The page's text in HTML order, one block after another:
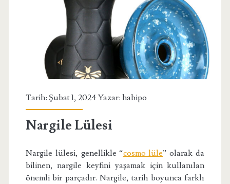
Tarih: Şubat 1, 2024 Yazar: habipo
Nargile Lülesi
Nargile lülesi, genellikle “cosmo lüle” olarak da
bilinen, nargile keyfini yaşamak için kullanılan
önemli bir parçadır. Nargile, tarih boyunca farklı